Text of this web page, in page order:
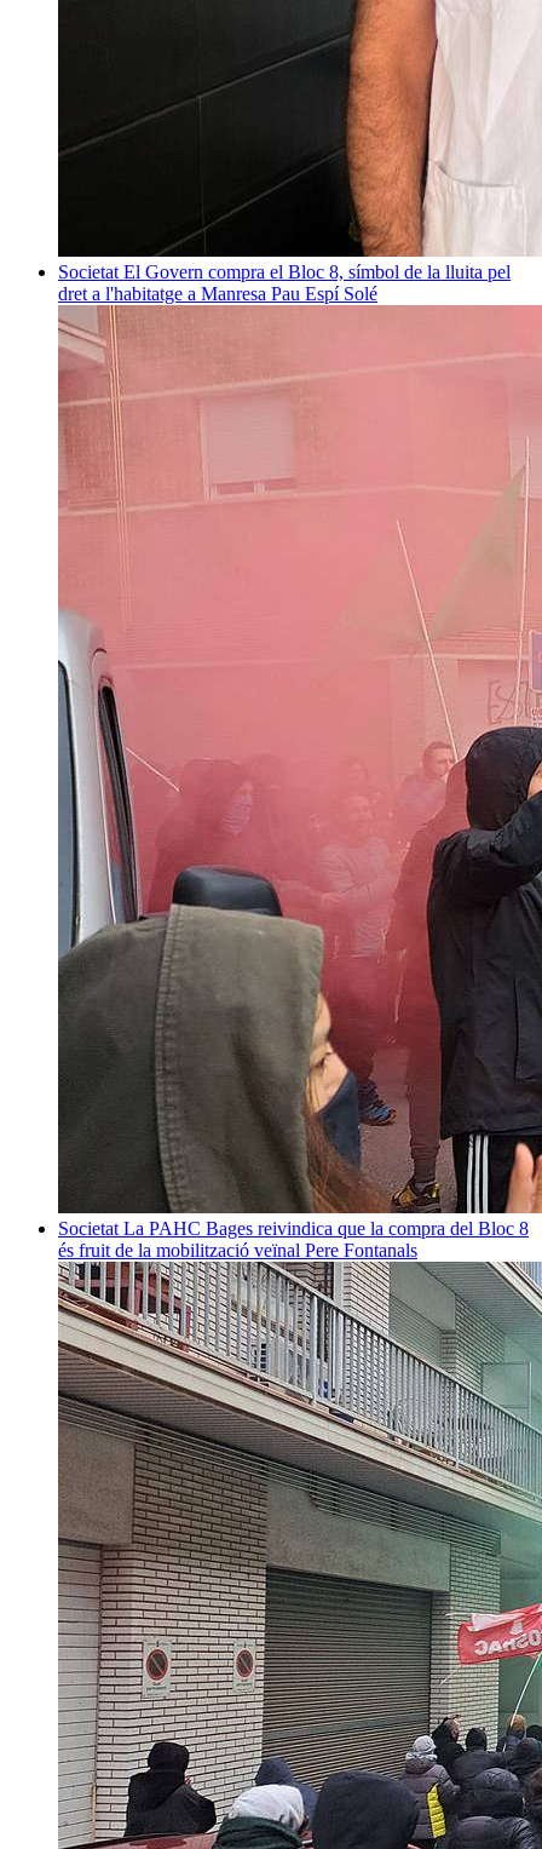
Societat El Govern compra el Bloc 8, símbol de la lluita pel
dret a l'habitatge a Manresa Pau Espí Solé
Societat La PAHC Bages reivindica que la compra del Bloc 8
és fruit de la mobilització veïnal Pere Fontanals